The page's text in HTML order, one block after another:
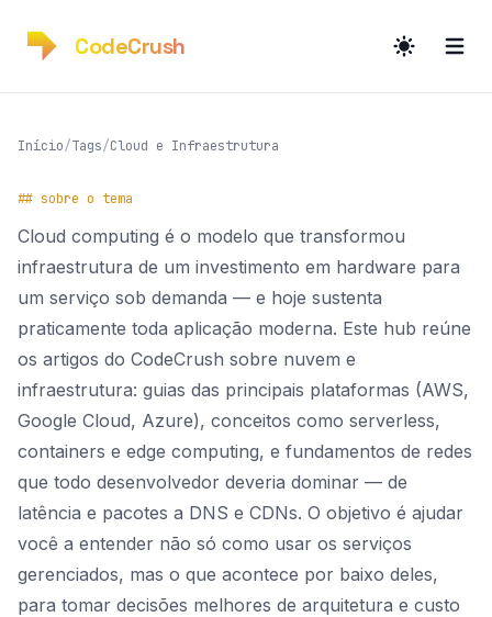
CodeCrush
Início/Tags/Cloud e Infraestrutura
## sobre o tema
Cloud computing é o modelo que transformou
infraestrutura de um investimento em hardware para
um serviço sob demanda — e hoje sustenta
praticamente toda aplicação moderna. Este hub reúne
os artigos do CodeCrush sobre nuvem e
infraestrutura: guias das principais plataformas (AWS,
Google Cloud, Azure), conceitos como serverless,
containers e edge computing, e fundamentos de redes
que todo desenvolvedor deveria dominar — de
latência e pacotes a DNS e CDNs. O objetivo é ajudar
você a entender não só como usar os serviços
gerenciados, mas o que acontece por baixo deles,
para tomar decisões melhores de arquitetura e custo